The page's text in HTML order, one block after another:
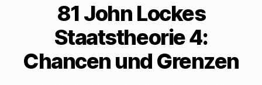
81 John Lockes
Staatstheorie 4:
Chancen und Grenzen